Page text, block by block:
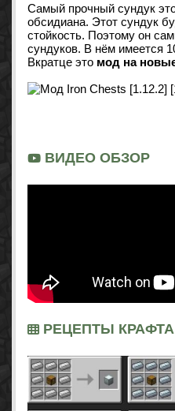
Самый прочный сундук
обсидиана. Этот сундук
стойкость. Поэтому он
сундуков. В нём имеется
Вкратце это мод на
ВИДЕО ОБЗОР
РЕЦЕПТЫ КРАФТА